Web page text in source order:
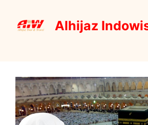
content
Alhijaz